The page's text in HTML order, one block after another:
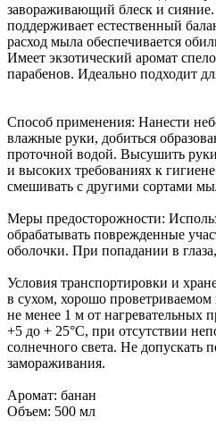
завораживающий блеск и
поддерживает естественный
расход мыла обеспечивается
Имеет экзотический аромат
парабенов. Идеально подходит
Способ применения: Нанести
влажные руки, добиться
проточной водой. Высушить
и высоких требованиях к
смешивать с другими сортами
Меры предосторожности:
обрабатывать поврежденные
оболочки. При попадании в
Условия транспортировки и
в сухом, хорошо
не менее 1 м от нагревательных
+5 до + 25°С, при отсутствии
солнечного света. Не допускать
замораживания.
Аромат: банан
Объем: 500 мл